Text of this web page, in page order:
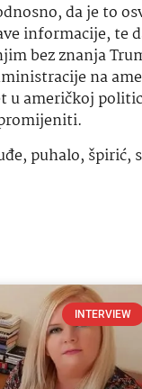
da je to
informacije, te
bez znanja
na
u američkoj
, puhalo, špirić,
INTERVIEW